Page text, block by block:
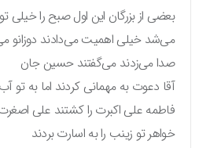
بعضی از بزرگان این اول صبح را خیلی
می‌شد خیلی اهمیت می‌دادند دوزانو
صدا می‌زدند می‌گفتند حسین جان
آقا دعوت به مهمانی کردند اما به تو
فاطمه علی اکبرت را کشتند علی اصغرت
خواهر تو زینب را به اسارت بردند